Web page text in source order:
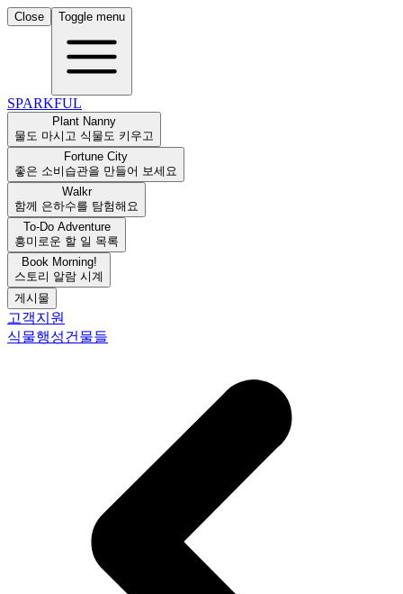
Close Toggle menu
SPARKFUL
Plant Nanny
물도 마시고 식물도 키우고
Fortune City
좋은 소비습관을 만들어 보세요
Walkr
함께 은하수를 탐험해요
To-Do Adventure
흥미로운 할 일 목록
Book Morning!
스토리 알람 시계
게시물
고객지원
식물행성건물들